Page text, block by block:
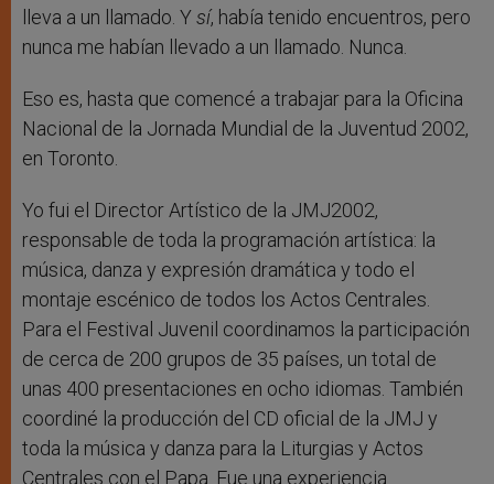
lleva a un llamado. Ysí, había tenido encuentros, pero
nunca me habían llevado a un llamado. Nunca.
Eso es, hasta que comencé a trabajar para la Oficina
Nacional de la Jornada Mundial de la Juventud 2002,
en Toronto.
Yo fui el Director Artístico de la JMJ2002,
responsable de toda la programación artística: la
música, danza y expresión dramática y todo el
montaje escénico de todos los Actos Centrales.
Para el Festival Juvenil coordinamos la participación
de cerca de 200 grupos de 35 países, un total de
unas 400 presentaciones en ocho idiomas. También
coordiné la producción del CD oficial de la JMJ y
toda la música y danza para la Liturgias y Actos
Centrales con el Papa. Fue una experiencia